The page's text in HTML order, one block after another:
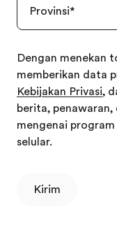
Provinsi*
Dengan menekan
memberikan data
Kebijakan Privasi,
berita,
mengenai
selular.
Kirim